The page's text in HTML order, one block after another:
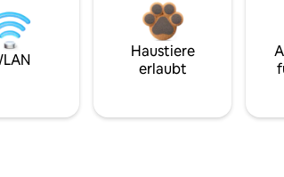
Haustiere
erlaubt